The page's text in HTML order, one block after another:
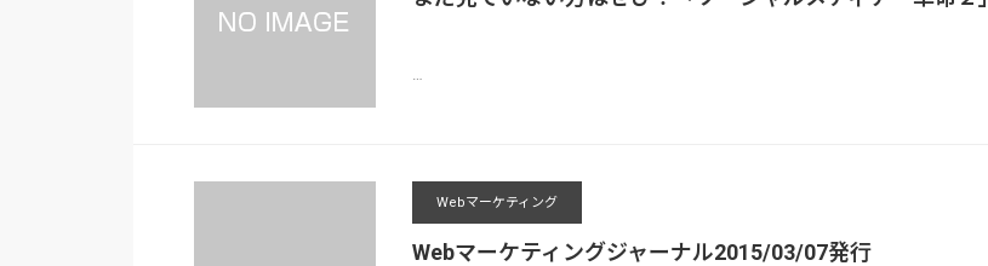
…
Webマーケティング
Webマーケティングジャーナル2015/03/07発行